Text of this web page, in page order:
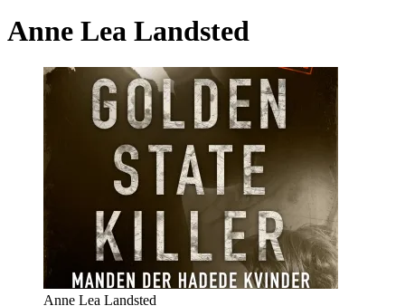
Anne Lea Landsted
Anne Lea Landsted